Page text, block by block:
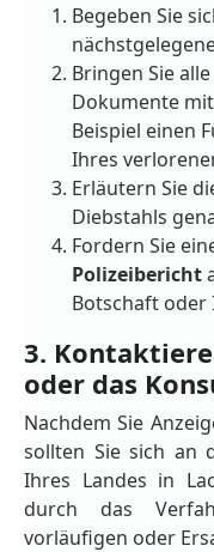
Begeben Sie
Bringen Sie
Dokumente
Beispiel einen
Ihres
Erläutern Sie
Diebstahls
Fordern Sie
Polizeibericht
Botschaft oder
3.
oder das
Nachdem Sie
sollten Sie sich an
Ihres Landes in
durch das
vorläufigen oder